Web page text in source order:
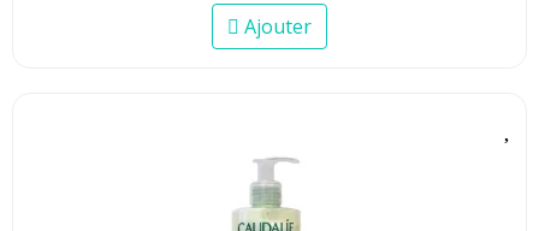
Ajouter